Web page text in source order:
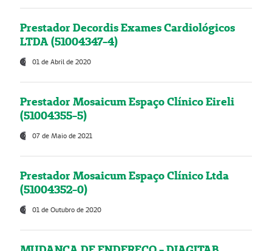
Prestador Decordis Exames Cardiológicos
LTDA (51004347-4)
01 de Abril de 2020
Prestador Mosaicum Espaço Clínico Eireli
(51004355-5)
07 de Maio de 2021
Prestador Mosaicum Espaço Clínico Ltda
(51004352-0)
01 de Outubro de 2020